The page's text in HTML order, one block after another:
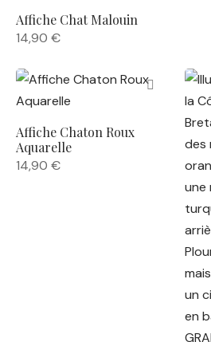
Affiche Chat Malouin
14,90 €
Affiche Chaton Roux
Aquarelle
14,90 €